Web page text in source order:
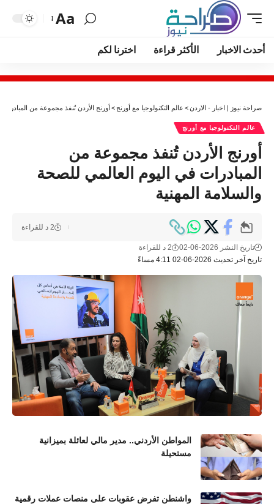
Aa
أحدث الاخبار الأكثر قراءة اخترنا لكم
صراحة نيوز | اخبار - الاردن> عالم التكنولوجيا مع أورنج >أورنج الأردن تُنفذ مجموعة من المبادرات
عالم التكنولوجيا مع أورنج
أورنج الأردن تُنفذ مجموعة من
المبادرات في اليوم العالمي للصحة
والسلامة المهنية
تاريخ آخر تحديث 2026-06-02 4:11 مساءً
تاريخ النشر 2026-06-02 2 د للقراءة
2 د للقراءة
المواطن الأردني.. مدير مالي لعائلة بميزانية
مستحيلة
واشنطن تفرض عقوبات على منصات عملات رقمية